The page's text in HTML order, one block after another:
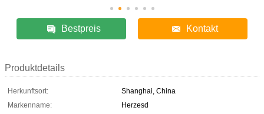
Bestpreis Kontakt
Produktdetails
Herkunftsort:
Shanghai, China
Markenname:
Herzesd